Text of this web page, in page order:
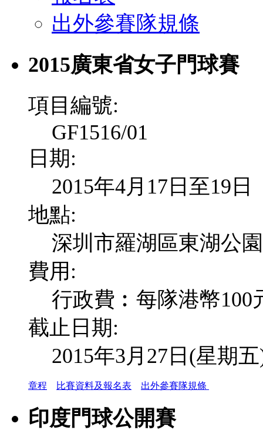
出外參賽隊規條
2015廣東省女子門球賽
項目編號:
GF1516/01
日期:
2015年4月17日至19日
地點:
深圳市羅湖區東湖公
費用:
行政費︰每隊港幣100
截止日期:
2015年3月27日(星期
章程 比賽資料及報名表 出外參賽隊規條
印度門球公開賽